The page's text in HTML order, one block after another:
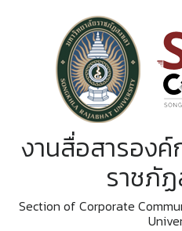
งานสื่อสารอง
ราชภั
Section of Corporate